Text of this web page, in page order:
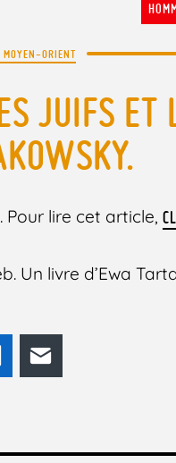
ORIENT
JUIFS ET
Pour lire cet article,
Un livre d’Ewa
LinkedIn